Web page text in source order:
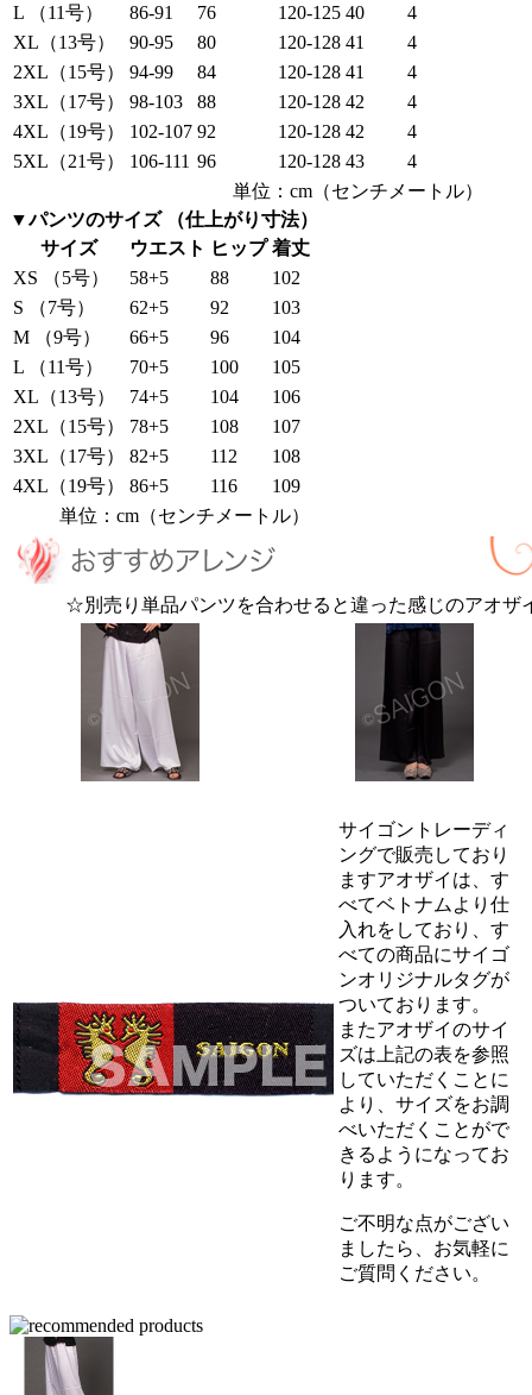
L （11号）
86-91 76 120-125 40
4
XL（13号）
90-95 80 120-128 41
4
2XL（15号）
94-99 84 120-128 41
4
3XL（17号）
98-103 88 120-128 42
4
4XL（19号）
102-107 92 120-128 42
4
5XL（21号）
106-111 96 120-128 43
4
単位：cm（センチメートル）
▼パンツのサイズ （仕上がり寸法）
サイズ
ウエスト ヒップ 着丈
XS （5号）
58+5 88
102
S （7号）
62+5 92
103
M （9号）
66+5 96
104
L （11号）
70+5 100
105
XL（13号）
74+5 104
106
2XL（15号）
78+5 108
107
3XL（17号）
82+5 112
108
4XL（19号）
86+5 116
109
単位：cm（センチメートル）
☆別売り単品パンツを合わせると違った感じのアオザ
サイゴントレーディ
ングで販売しており
ますアオザイは、す
べてベトナムより仕
入れをしており、す
べての商品にサイゴ
ンオリジナルタグが
ついております。
またアオザイのサイ
ズは上記の表を参照
していただくことに
より、サイズをお調
べいただくことがで
きるようになってお
ります。
ご不明な点がござい
ましたら、お気軽に
ご質問ください。